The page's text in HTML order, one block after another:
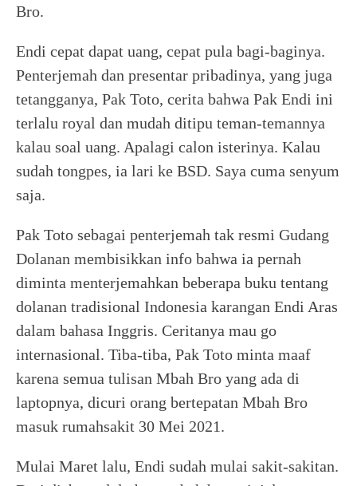
Bro.
Endi cepat dapat uang, cepat pula bagi-baginya.
Penterjemah dan presentar pribadinya, yang juga
tetangganya, Pak Toto, cerita bahwa Pak Endi ini
terlalu royal dan mudah ditipu teman-temannya
kalau soal uang. Apalagi calon isterinya. Kalau
sudah tongpes, ia lari ke BSD. Saya cuma senyum
saja.
Pak Toto sebagai penterjemah tak resmi Gudang
Dolanan membisikkan info bahwa ia pernah
diminta menterjemahkan beberapa buku tentang
dolanan tradisional Indonesia karangan Endi Aras
dalam bahasa Inggris. Ceritanya mau go
internasional. Tiba-tiba, Pak Toto minta maaf
karena semua tulisan Mbah Bro yang ada di
laptopnya, dicuri orang bertepatan Mbah Bro
masuk rumahsakit 30 Mei 2021.
Mulai Maret lalu, Endi sudah mulai sakit-sakitan.